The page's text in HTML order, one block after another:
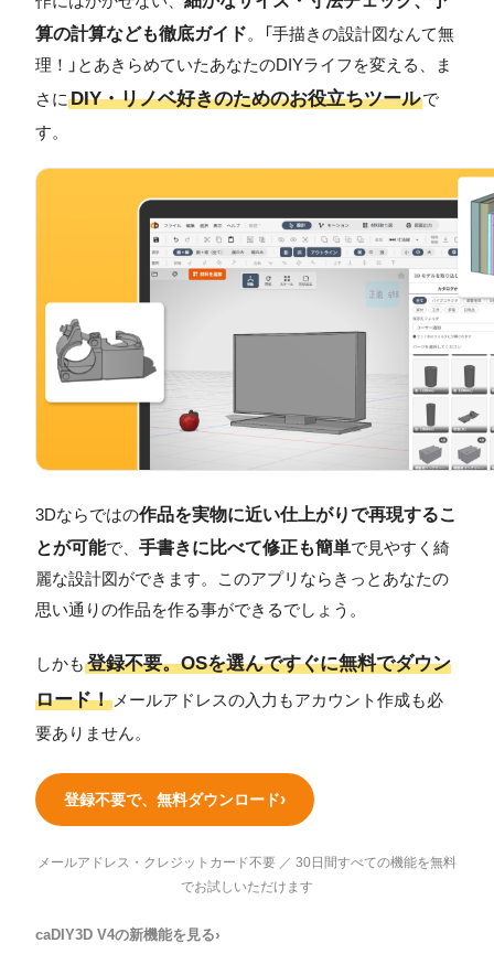
算の計算なども徹底ガイド。「手描きの設計図なんて無
理！」とあきらめていたあなたのDIYライフを変える、ま
さに DIY・リノベ好きのためのお役立ちツールで
す。
3Dならではの作品を実物に近い仕上がりで再現するこ
とが可能で、 手書きに比べて修正も簡単で見やすく綺
麗な設計図ができます。このアプリならきっとあなたの
思い通りの作品を作る事ができるでしょう。
しかも 登録不要。OSを選んですぐに無料でダウン
ロード！ メールアドレスの入力もアカウント作成も必
要ありません。
登録不要で、無料ダウンロード
メールアドレス・クレジットカード不要 ／ 30日間すべての機能を無料
でお試しいただけます
caDIY3D V4の新機能を見る